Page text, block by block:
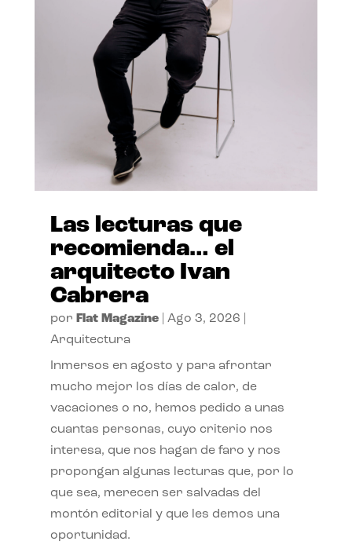
Las lecturas que
recomienda… el
arquitecto Ivan
Cabrera
por Flat Magazine| Ago 3, 2026
Arquitectura
Inmersos en agosto y para afrontar
mucho mejor los días de calor, de
vacaciones o no, hemos pedido a unas
cuantas personas, cuyo criterio nos
interesa, que nos hagan de faro y nos
propongan algunas lecturas que, por lo
que sea, merecen ser salvadas del
montón editorial y que les demos una
oportunidad.